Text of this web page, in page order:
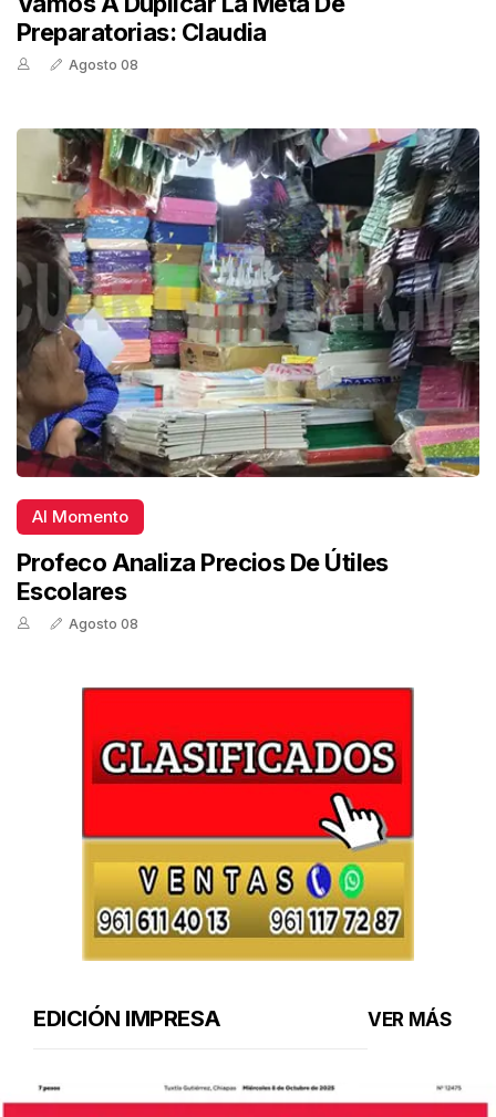
Preparatorias: Claudia
Agosto 08
Al Momento
Profeco Analiza Precios De Útiles
Escolares
Agosto 08
EDICIÓN IMPRESA VER MÁS